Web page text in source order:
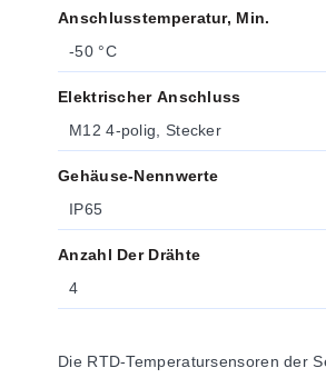
Anschlusstemperatur, Min.
-50 °C
Elektrischer Anschluss
M12 4-polig, Stecker
Gehäuse-Nennwerte
IP65
Anzahl Der Drähte
4
Die RTD-Temperatursensoren der